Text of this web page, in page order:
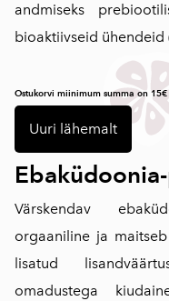
andmiseks
bioaktiivseid
Ostukorvi miinimum summa on 15€
Uuri lähemalt
Värskendav
orgaaniline ja
lisatud
omadustega